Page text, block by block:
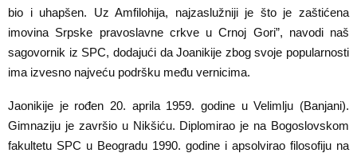
bio i uhapšen. Uz Amfilohija, najzaslužniji je što je zaštićena
imovina Srpske pravoslavne crkve u Crnoj Gori”, navodi naš
sagovornik iz SPC, dodajući da Joanikije zbog svoje popularnosti
ima izvesno najveću podršku među vernicima.
Jaonikije je rođen 20. aprila 1959. godine u Velimlju (Banjani).
Gimnaziju je završio u Nikšiću. Diplomirao je na Bogoslovskom
fakultetu SPC u Beogradu 1990. godine i apsolvirao filosofiju na